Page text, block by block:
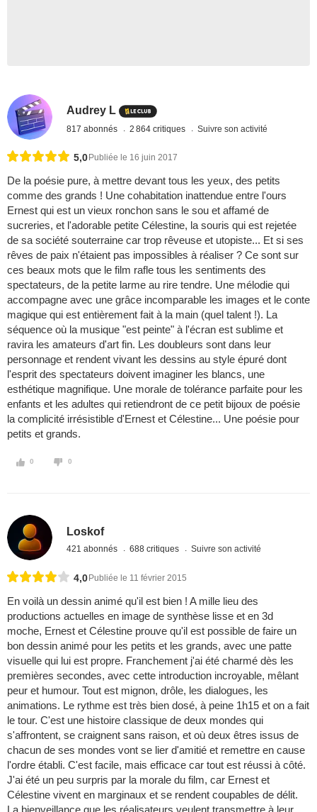
Audrey L
817 abonnés 2 864 critiques Suivre son activité
5,0 Publiée le 16 juin 2017
De la poésie pure, à mettre devant tous les yeux, des petits
comme des grands ! Une cohabitation inattendue entre l'ours
Ernest qui est un vieux ronchon sans le sou et affamé de
sucreries, et l'adorable petite Célestine, la souris qui est rejetée
de sa société souterraine car trop rêveuse et utopiste... Et si ses
rêves de paix n'étaient pas impossibles à réaliser ? Ce sont sur
ces beaux mots que le film rafle tous les sentiments des
spectateurs, de la petite larme au rire tendre. Une mélodie qui
accompagne avec une grâce incomparable les images et le conte
magique qui est entièrement fait à la main (quel talent !). La
séquence où la musique "est peinte" à l'écran est sublime et
ravira les amateurs d'art fin. Les doubleurs sont dans leur
personnage et rendent vivant les dessins au style épuré dont
l'esprit des spectateurs doivent imaginer les blancs, une
esthétique magnifique. Une morale de tolérance parfaite pour les
enfants et les adultes qui retiendront de ce petit bijoux de poésie
la complicité irrésistible d'Ernest et Célestine... Une poésie pour
petits et grands.
0 0
Loskof
421 abonnés 688 critiques Suivre son activité
4,0 Publiée le 11 février 2015
En voilà un dessin animé qu'il est bien ! A mille lieu des
productions actuelles en image de synthèse lisse et en 3d
moche, Ernest et Célestine prouve qu'il est possible de faire un
bon dessin animé pour les petits et les grands, avec une patte
visuelle qui lui est propre. Franchement j'ai été charmé dès les
premières secondes, avec cette introduction incroyable, mêlant
peur et humour. Tout est mignon, drôle, les dialogues, les
animations. Le rythme est très bien dosé, à peine 1h15 et on a fait
le tour. C'est une histoire classique de deux mondes qui
s'affrontent, se craignent sans raison, et où deux êtres issus de
chacun de ses mondes vont se lier d'amitié et remettre en cause
l'ordre établi. C'est facile, mais efficace car tout est réussi à côté.
J'ai été un peu surpris par la morale du film, car Ernest et
Célestine vivent en marginaux et se rendent coupables de délit.